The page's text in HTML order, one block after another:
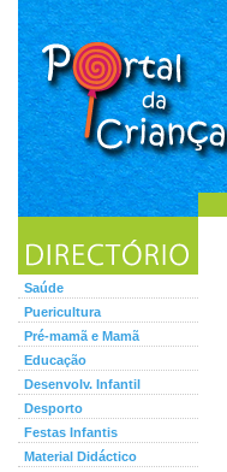
Saúde
Puericultura
Pré-mamã e Mamã
Educação
Desenvolv. Infantil
Desporto
Festas Infantis
Material Didáctico